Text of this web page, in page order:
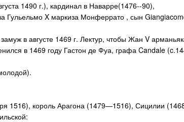
1490 г.), кардинал в Наварре(1476--90),
Гульельмо X маркиза Монферрато , сын
в августе 1469 г. Лектур, чтобы Жан V
в 1469 году Гастон де Фуа, графа Candale
1516), король Арагона (1479—1516), Сицилии